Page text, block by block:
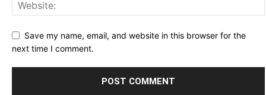
Save my name, email, and website in this browser for the
next time I comment.